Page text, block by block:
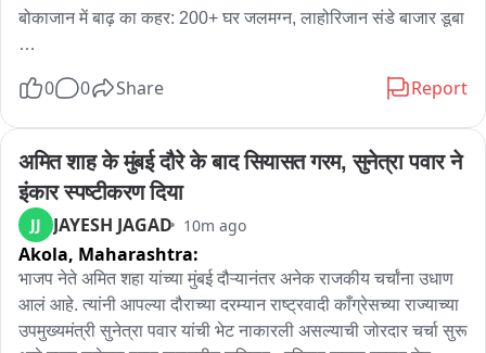
बोकाजान में बाढ़ का कहर: 200+ घर जलमग्न, लाहोरिजान संडे बाजार डूबा
12 घंटों से हो रही मूसलाधार बारिश के कारण बाढ़ जैसे हालात बन गए हैं।
पहुंच जाने से महकमे के दर्जनों गांव जलमग्न हो गए हैं। इसके साथ ही हजारों
हेक्टेयर कृषि भूमि भी बाढ़ की चपेट में आ गई है。
लाहोरिजान सबसे ज्यादा प्रभावित
जानकारी के अनुसार सबसे बुरी स्थिति सीमावर्ती क्षेत्र लाहोरिजान की है।
कल देर रात अचानक पानी बढ़ने से लाहोरिजान का प्रसिद्ध संडे बाजार और
आसपास के 100 से अधिक घर पानी में डूब गए। पानी का बहाव इतना तेज
था कि देखते ही देखते पूरा बाजार उसकी चपेट में आ गया。
0 0 Share Report
अमित शाह के मुंबई दौरे के बाद सियासत गरम, सुनेत्रा पवार ने
इंकार स्पष्टीकरण दिया
JJ JAYESH JAGAD 10m ago
Akola, Maharashtra:
भाजप नेते अमित शहा यांच्या मुंबई दौऱ्यानंतर अनेक राजकीय चर्चांना उधाण
आलं आहे. त्यांनी आपल्या दौराच्या दरम्यान राष्ट्रवादी काँग्रेसच्या राज्याच्या
उपमुख्यमंत्री सुनेत्रा पवार यांची भेट नाकारली असल्याची जोरदार चर्चा सुरू